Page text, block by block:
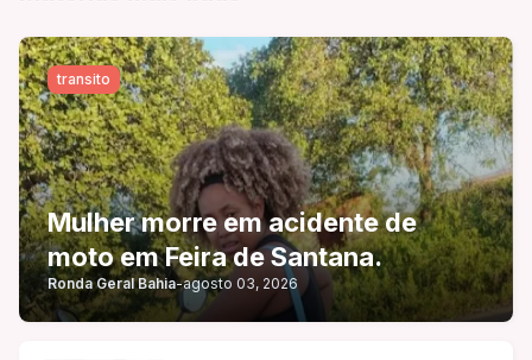
transito
Mulher morre em acidente de
moto em Feira de Santana.
Ronda Geral Bahia-agosto 03, 2026